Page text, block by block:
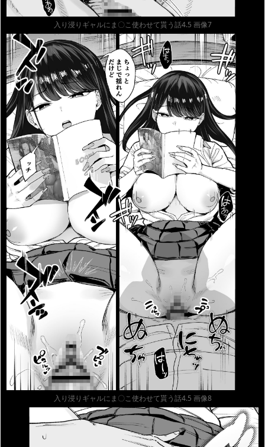
入り浸りギャルにま〇こ使わせて貰う話4.5 画像7
入り浸りギャルにま〇こ使わせて貰う話4.5 画像8